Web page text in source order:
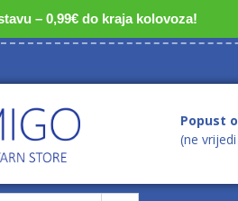
– 0,99€ do kraja kolovoza!
Popust
(ne